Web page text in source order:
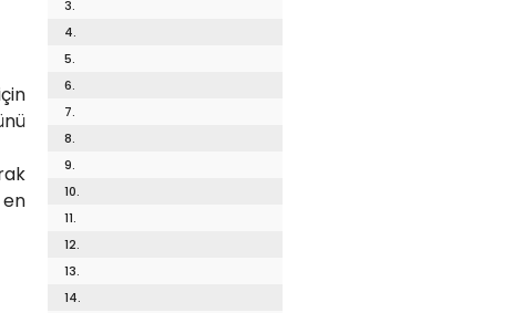
3.
4.
5.
6.
7.
8.
9.
10.
11.
12.
13.
14.